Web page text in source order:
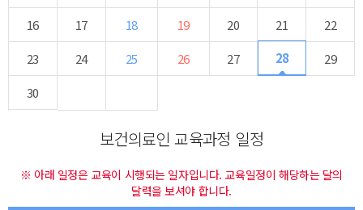
16
17 18 19 20 21
22
23
24 25 26 27 28
29
30
보건의료인 교육과정 일정
※ 아래 일정은 교육이 시행되는 일자입니다. 교육일정이 해당하는 달의
달력을 보셔야 합니다.